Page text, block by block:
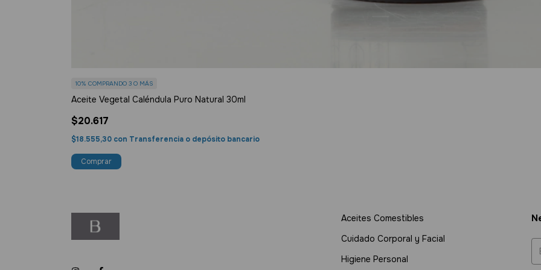
Aceite Vegetal Caléndula Puro Natural 30ml
$20.617
10% COMPRANDO 3 O MÁS
$18.555,30 con Transferencia o depósito bancario
Aceites Comestibles
Cuidado Corporal y Facial
Higiene Personal